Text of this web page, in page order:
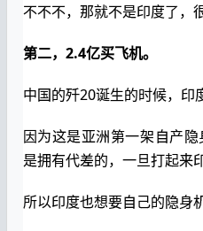
不不不，那就不是印度了，
第二，2.4亿买飞机。
中国的歼20诞生的时候，印
因为这是亚洲第一架自产
是拥有代差的，一旦打起来
所以印度也想要自己的隐身机